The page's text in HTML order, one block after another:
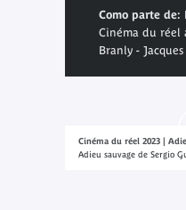
Como parte de:
Cinéma du réel
Branly -
Cinéma du réel 2023 |
Adieu sauvage de Sergio